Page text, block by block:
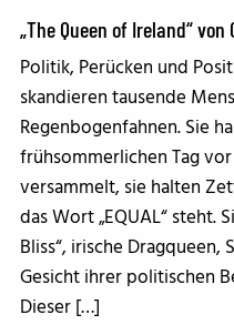
„The Queen of Ireland“ von
Politik, Perücken und
skandieren tausende
Regenbogenfahnen. Sie
frühsommerlichen Tag
versammelt, sie halten
das Wort „EQUAL“ steht.
Bliss“, irische
Gesicht ihrer politischen
Dieser […]